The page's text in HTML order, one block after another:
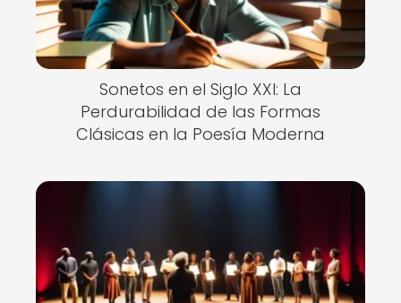
Sonetos en el Siglo XXI: La
Perdurabilidad de las Formas
Clásicas en la Poesía Moderna